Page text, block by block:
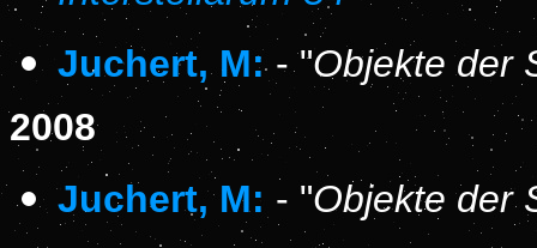
Juchert, M:- "Objekte der
2008
Juchert, M: - "Objekte der